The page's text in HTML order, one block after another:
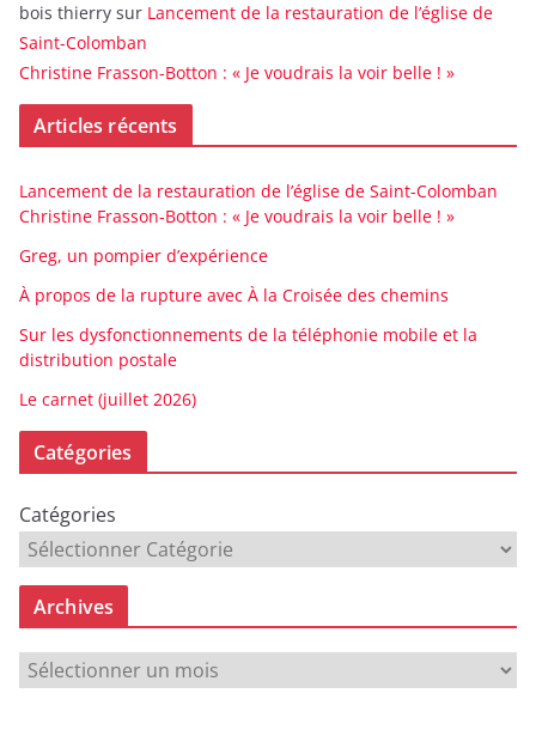
bois thierry sur Lancement de la restauration de l’église de
Saint-Colomban
Christine Frasson-Botton : « Je voudrais la voir belle ! »
Articles récents
Lancement de la restauration de l’église de Saint-Colomban
Christine Frasson-Botton : « Je voudrais la voir belle ! »
Greg, un pompier d’expérience
À propos de la rupture avec À la Croisée des chemins
Sur les dysfonctionnements de la téléphonie mobile et la
distribution postale
Le carnet (juillet 2026)
Catégories
Catégories
Archives
A